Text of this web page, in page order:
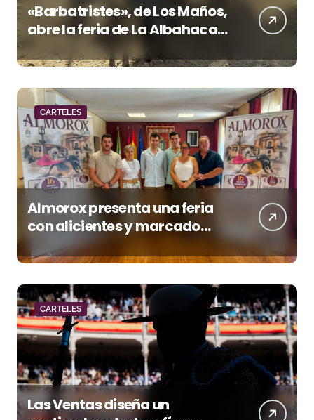
«Barbatristes», de Los Maños,
abre la feria de La Albahaca
de Huesca
CARTELES
Almorox presenta una feria
con alicientes y marcado
acento torista
CARTELES
Las Ventas diseña un